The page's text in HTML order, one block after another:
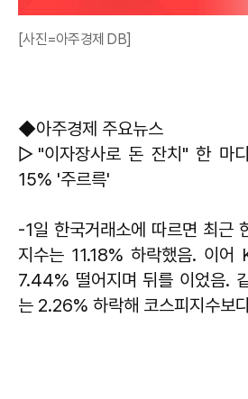
[사진=아주경제 DB]
◆아주경제 주요뉴스
▷"이자장사로 돈 잔치" 한 마
15% '주르륵'
-1일 한국거래소에 따르면 최근
지수는 11.18% 하락했음. 이어
7.44% 떨어지며 뒤를 이었음.
는 2.26% 하락해 코스피지수보